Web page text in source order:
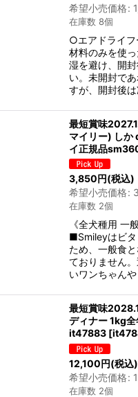
希望小売価格:
在庫数 8個
○エアドライフ
材料のみを使
湿を避け、開
い。未開封で
すが、開封後
最短賞味
マイリー) し
イ正規品
3,850円(税込)
希望小売価格:
在庫数 2個
《全犬種用 一
■Smileyはビタ
ため、一般食
ておりません
いワンちゃん
最短賞味
ディナー 1kg
it47883 [
12,100円(税込)
希望小売価格:
在庫数 2個